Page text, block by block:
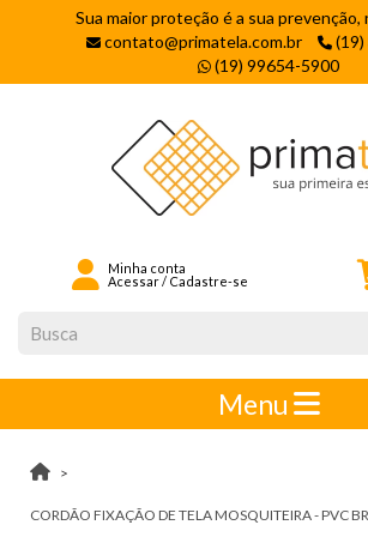
Sua maior proteção é a sua prevenção,
contato@primatela.com.br
(19) 99654-5900
Minha conta
Acessar/ Cadastre-se
Menu
CORDÃO FIXAÇÃO DE TELA MOSQUITEIRA - PVC